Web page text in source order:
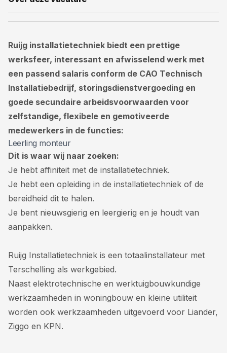
Ruijg installatietechniek biedt een prettige
werksfeer, interessant en afwisselend werk met
een passend salaris conform de CAO Technisch
Installatiebedrijf, storingsdienstvergoeding en
goede secundaire arbeidsvoorwaarden voor
zelfstandige, flexibele en gemotiveerde
medewerkers in de functies:
Leerling monteur
Dit is waar wij naar zoeken:
Je hebt affiniteit met de installatietechniek.
Je hebt een opleiding in de installatietechniek of de
bereidheid dit te halen.
Je bent nieuwsgierig en leergierig en je houdt van
aanpakken.
Ruijg Installatietechniek is een totaalinstallateur met
Terschelling als werkgebied.
Naast elektrotechnische en werktuigbouwkundige
werkzaamheden in woningbouw en kleine utiliteit
worden ook werkzaamheden uitgevoerd voor Liander,
Ziggo en KPN.